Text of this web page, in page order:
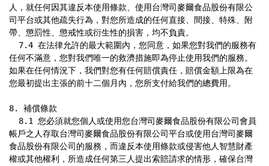
人，就任何因其違反本使用條款、使用台灣司麥爾食品股份有限公
司平台或其他疏失行為，對您所造成的任何直接、間接、特殊、附
帶、懲罰性、懲戒性或衍生性的損害，均不負責。
任何不滿意，您對我們唯一的救濟措施即為停止使用我們的服務。
如果在任何情況下，我們對您有任何賠償責任，賠償金額上限為在
您最初提出主張的前十二個月內，您所支付給我們的總費用。
8. 補償條款
帳戶之人存取台灣司麥爾食品股份有限公司平台或使用台灣司麥爾
食品股份有限公司的服務，而違反本使用條款或侵害他人智慧財產
權或其他權利，所造成任何第三人提出索賠請求的情形，確保台灣